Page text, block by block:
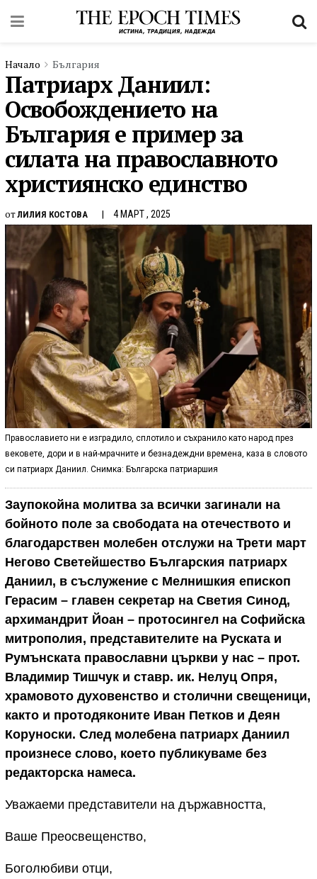
Начало България
Патриарх Даниил:
Освобождението на
България е пример за
силата на православното
християнско единство
отЛИЛИЯ КОСТОВА 4 МАРТ , 2025
Православието ни е изградило, сплотило и съхранило като народ през
вековете, дори и в най-мрачните и безнадеждни времена, каза в словото
си патриарх Даниил. Снимка: Българска патриаршия
Заупокойна молитва за всички загинали на
бойното поле за свободата на отечеството и
благодарствен молебен отслужи на Трети март
Негово Светейшество Българския патриарх
Даниил, в съслужение с Мелнишкия епископ
Герасим – главен секретар на Светия Синод,
архимандрит Йоан – протосингел на Софийска
митрополия, представителите на Руската и
Румънската православни църкви у нас – прот.
Владимир Тишчук и ставр. ик. Нелуц Опря,
храмовото духовенство и столични свещеници,
както и протодяконите Иван Петков и Деян
Коруноски. След молебена патриарх Даниил
произнесе слово, което публикуваме без
редакторска намеса.
Уважаеми представители на държавността,
Ваше Преосвещенство,
Боголюбиви отци,